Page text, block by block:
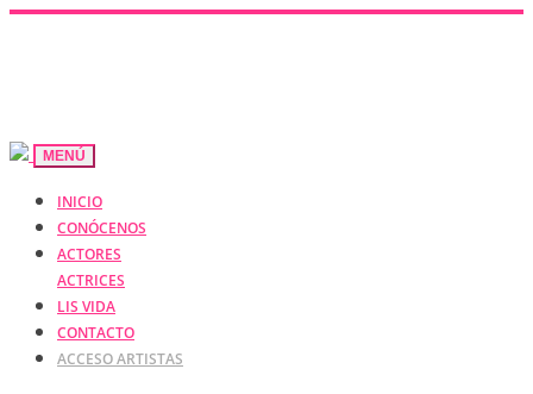
MENÚ
INICIO
CONÓCENOS
ACTORES
ACTRICES
LIS VIDA
CONTACTO
ACCESO ARTISTAS